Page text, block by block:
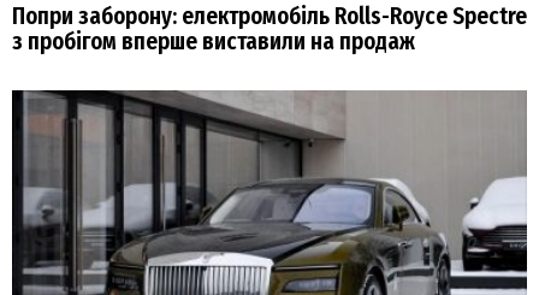
Попри заборону: електромобіль Rolls-Royce Spectre
з пробігом вперше виставили на продаж